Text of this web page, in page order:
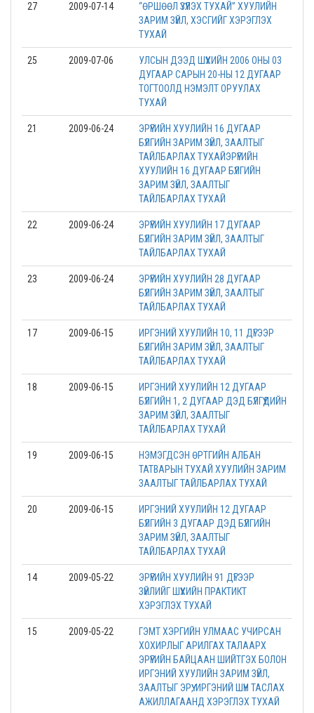
27 2009-07-14
“ӨРШӨӨЛ ҮЗҮҮЛЭХ ТУХАЙ” ХУУЛИЙН
ЗАРИМ ЗҮЙЛ, ХЭСГИЙГ ХЭРЭГЛЭХ
ТУХАЙ
25 2009-07-06
УЛСЫН ДЭЭД ШҮҮХИЙН 2006 ОНЫ 03
ДУГААР САРЫН 20-НЫ 12 ДУГААР
ТОГТООЛД НЭМЭЛТ ОРУУЛАХ
ТУХАЙ
21 2009-06-24
ЭРҮҮГИЙН ХУУЛИЙН 16 ДУГААР
БҮЛГИЙН ЗАРИМ ЗҮЙЛ, ЗААЛТЫГ
ТАЙЛБАРЛАХ ТУХАЙЭРҮҮГИЙН
ХУУЛИЙН 16 ДУГААР БҮЛГИЙН
ЗАРИМ ЗҮЙЛ, ЗААЛТЫГ
ТАЙЛБАРЛАХ ТУХАЙ
22 2009-06-24
ЭРҮҮГИЙН ХУУЛИЙН 17 ДУГААР
БҮЛГИЙН ЗАРИМ ЗҮЙЛ, ЗААЛТЫГ
ТАЙЛБАРЛАХ ТУХАЙ
23 2009-06-24
ЭРҮҮГИЙН ХУУЛИЙН 28 ДУГААР
БҮЛГИЙН ЗАРИМ ЗҮЙЛ, ЗААЛТЫГ
ТАЙЛБАРЛАХ ТУХАЙ
17 2009-06-15
ИРГЭНИЙ ХУУЛИЙН 10, 11 ДҮГЭЭР
БҮЛГИЙН ЗАРИМ ЗҮЙЛ, ЗААЛТЫГ
ТАЙЛБАРЛАХ ТУХАЙ
18 2009-06-15
ИРГЭНИЙ ХУУЛИЙН 12 ДУГААР
БҮЛГИЙН 1, 2 ДУГААР ДЭД БҮЛГҮҮДИЙН
ЗАРИМ ЗҮЙЛ, ЗААЛТЫГ
ТАЙЛБАРЛАХ ТУХАЙ
19 2009-06-15
НЭМЭГДСЭН ӨРТГИЙН АЛБАН
ТАТВАРЫН ТУХАЙ ХУУЛИЙН ЗАРИМ
ЗААЛТЫГ ТАЙЛБАРЛАХ ТУХАЙ
20 2009-06-15
ИРГЭНИЙ ХУУЛИЙН 12 ДУГААР
БҮЛГИЙН 3 ДУГААР ДЭД БҮЛГИЙН
ЗАРИМ ЗҮЙЛ, ЗААЛТЫГ
ТАЙЛБАРЛАХ ТУХАЙ
14 2009-05-22
ЭРҮҮГИЙН ХУУЛИЙН 91 ДҮГЭЭР
ЗҮЙЛИЙГ ШҮҮХИЙН ПРАКТИКТ
ХЭРЭГЛЭХ ТУХАЙ
15 2009-05-22
ГЭМТ ХЭРГИЙН УЛМААС УЧИРСАН
ХОХИРЛЫГ АРИЛГАХ ТАЛААРХ
ЭРҮҮГИЙН БАЙЦААН ШИЙТГЭХ БОЛОН
ИРГЭНИЙ ХУУЛИЙН ЗАРИМ ЗҮЙЛ,
ЗААЛТЫГ ЭРҮҮ, ИРГЭНИЙ ШҮҮН ТАСЛАХ
АЖИЛЛАГААНД ХЭРЭГЛЭХ ТУХАЙ